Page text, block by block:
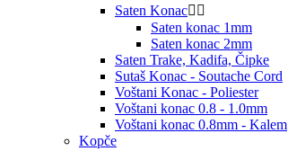
Saten Konac 
Saten konac 1mm
Saten konac 2mm
Saten Trake, Kadifa, Čipke
Sutaš Konac - Soutache Cord
Voštani Konac - Poliester
Voštani konac 0.8 - 1.0mm
Voštani konac 0.8mm - Kalem
Kopče